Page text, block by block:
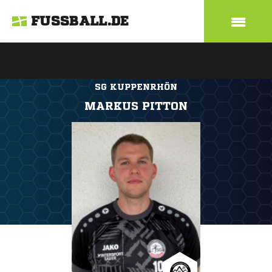
FUSSBALL.DE
SG KUPPENRHÖN
MARKUS PITTON